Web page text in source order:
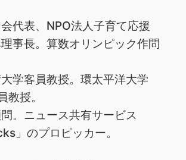
代表、NPO法人子育て応援
事長。算数オリンピック作問
学客員教授。環太平洋大学
教授。
。ニュース共有サービス
」のプロピッカー。